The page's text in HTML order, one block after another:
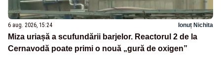
6 aug. 2026, 15:24 Ionuț Nichita
Miza uriașă a scufundării barjelor. Reactorul 2 de la
Cernavodă poate primi o nouă „gură de oxigen”